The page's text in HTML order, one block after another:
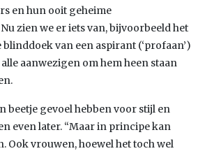
en hun ooit geheime
zien we er iets van, bijvoorbeeld het
van een aspirant (‘profaan’)
aanwezigen om hem heen staan
beetje gevoel hebben voor stijl en
even later. “Maar in principe kan
Ook vrouwen, hoewel het toch wel